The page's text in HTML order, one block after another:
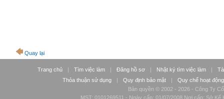
Quay lại
Trang chủ | Tìm việc làm | Đăng hồ sơ | Nhật ký tìm việc làm |
Thỏa thuận sử dụng
| Quy định bảo mật |
Quy chế hoạt động
Bản quyền © 2002 - 2026 - Công Ty
MST: 0101269511 - Ngày cấp: 01/07/2008 Nơi cấp: Sở